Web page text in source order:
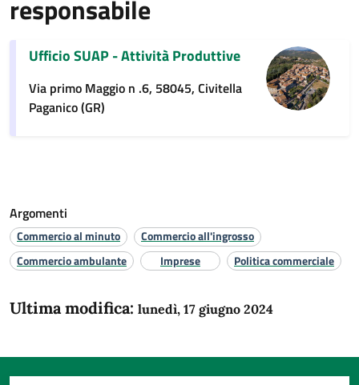
responsabile
Ufficio SUAP - Attività Produttive
Via primo Maggio n .6, 58045, Civitella
Paganico (GR)
Argomenti
Commercio al minuto
Commercio all'ingrosso
Commercio ambulante
Imprese Politica commerciale
Ultima modifica: lunedì, 17 giugno 2024